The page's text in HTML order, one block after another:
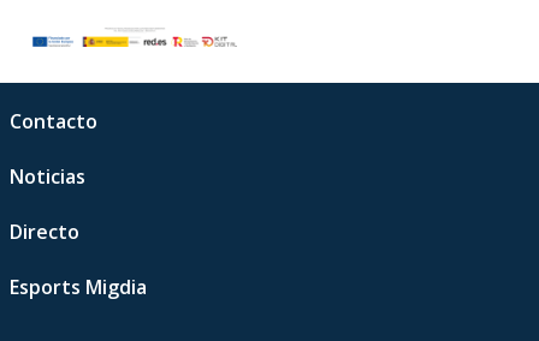
Contacto
Noticias
Directo
Esports Migdia